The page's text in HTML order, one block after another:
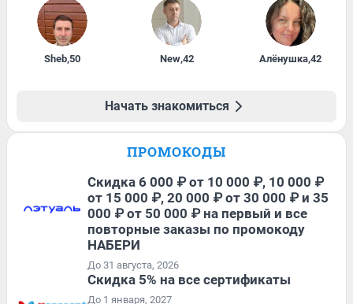
Sheb,50 New,42 Алёнушка,42
Начать знакомиться
ПРОМОКОДЫ
Скидка 6 000 ₽ от 10 000 ₽, 10 000 ₽
от 15 000 ₽, 20 000 ₽ от 30 000 ₽ и 35
000 ₽ от 50 000 ₽ на первый и все
повторные заказы по промокоду
НАБЕРИ
До 31 августа, 2026
Скидка 5% на все сертификаты
До 1 января, 2027